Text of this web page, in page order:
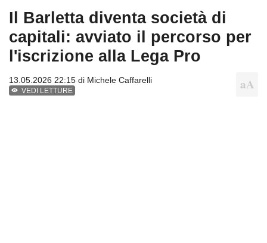
Il Barletta diventa società di
capitali: avviato il percorso per
l'iscrizione alla Lega Pro
13.05.2026 22:15 di Michele Caffarelli
VEDI LETTURE